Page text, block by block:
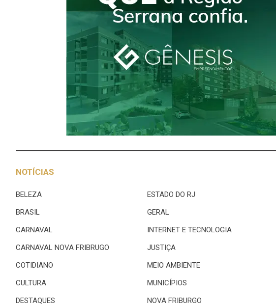
NOTÍCIAS
BELEZA
BRASIL
CARNAVAL
CARNAVAL NOVA FRIBRUGO
COTIDIANO
CULTURA
DESTAQUES
ESTADO DO RJ
GERAL
INTERNET E TECNOLOGIA
JUSTIÇA
MEIO AMBIENTE
MUNICÍPIOS
NOVA FRIBURGO